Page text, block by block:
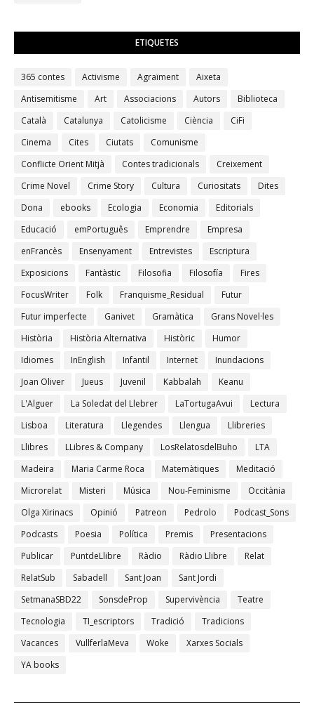
ETIQUETES
365 contes Activisme Agraïment
Aixeta
Antisemitisme
Art Associacions Autors
Biblioteca
Català
Catalunya Catolicisme Ciència
CiFi
Cinema
Cites Ciutats
Comunisme
Conflicte Orient Mitjà
Contes tradicionals
Creixement
Crime Novel
Crime Story Cultura Curiositats
Dites
Dona
ebooks Ecologia Economia
Editorials
Educació
emPortuguês Emprendre
Empresa
enFrancès
Ensenyament Entrevistes
Escriptura
Exposicions
Fantàstic Filosofia Filosofía
Fires
FocusWriter
Folk Franquisme_Residual
Futur
Futur imperfecte
Ganivet Gramàtica
Grans Novel·les
Història
Història Alternativa Històric
Humor
Idiomes
InEnglish Infantil Internet
Inundacions
Joan Oliver
Jueus Juvenil Kabbalah
Keanu
L'Alguer
La Soledat del Llebrer LaTortugaAvui
Lectura
Lisboa
Literatura Llegendes Llengua
Llibreries
Llibres
LLibres & Company LosRelatosdelBuho
LTA
Madeira
Maria Carme Roca Matemàtiques
Meditació
Microrelat
Misteri Música Nou-Feminisme
Occitània
Olga Xirinacs
Opinió Patreon Pedrolo
Podcast_Sons
Podcasts
Poesia Política Premis
Presentacions
Publicar
PuntdeLlibre Ràdio Ràdio Llibre
Relat
RelatSub
Sabadell Sant Joan
Sant Jordi
SetmanaSBD22
SonsdeProp Supervivència
Teatre
Tecnologia
TI_escriptors Tradició
Tradicions
Vacances
VullferlaMeva Woke
Xarxes Socials
YA books